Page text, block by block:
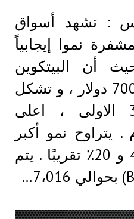
28 أغسطس : تشهد أسواق
نموا إيجابياً
أن البيتكوين
(BTC) كسر حاجز 7000 دولار ، و تشكل
العملات البديلة 3 الاولی ، اعلی
يتراوح نمو أكبر
عشر أصول بين 4.5 و 20٪ تقريبًا . يتم